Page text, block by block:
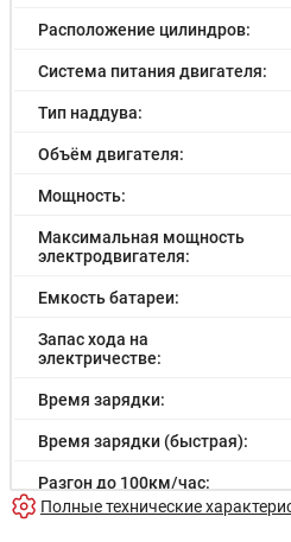
Расположение цилиндров:
Система питания двигателя:
Тип наддува:
Объём двигателя:
Мощность:
Максимальная мощность
электродвигателя:
Емкость батареи:
Запас хода на
электричестве:
Время зарядки:
Время зарядки (быстрая):
Разгон до 100км/час:
Полные технические